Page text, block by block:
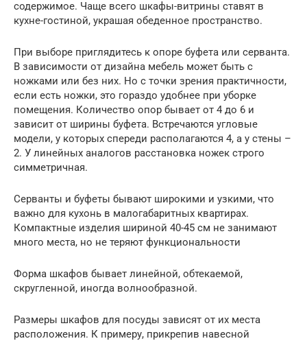
содержимое. Чаще всего шкафы-витрины ставят в
кухне-гостиной, украшая обеденное пространство.
При выборе приглядитесь к опоре буфета или серванта.
В зависимости от дизайна мебель может быть с
ножками или без них. Но с точки зрения практичности,
если есть ножки, это гораздо удобнее при уборке
помещения. Количество опор бывает от 4 до 6 и
зависит от ширины буфета. Встречаются угловые
модели, у которых спереди располагаются 4, а у стены –
2. У линейных аналогов расстановка ножек строго
симметричная.
Серванты и буфеты бывают широкими и узкими, что
важно для кухонь в малогабаритных квартирах.
Компактные изделия шириной 40-45 см не занимают
много места, но не теряют функциональности
Форма шкафов бывает линейной, обтекаемой,
скругленной, иногда волнообразной.
Размеры шкафов для посуды зависят от их места
расположения. К примеру, прикрепив навесной